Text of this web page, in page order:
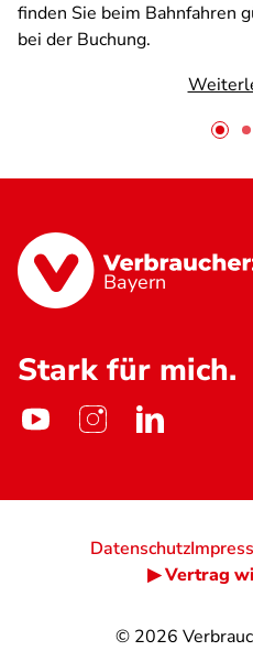
finden Sie beim Bahnfahren
bei der Buchung.
Bayern
Stark für mich.
© 2026
Datenschutz
▶ Vertrag